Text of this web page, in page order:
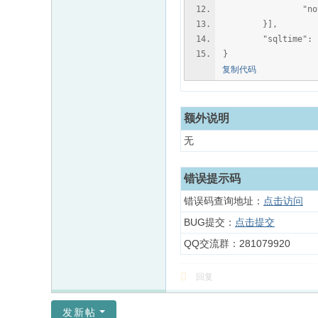
}],
"sqltime":
}
复制代码
额外说明
无
错误提示码
错误码查询地址： 点击访问
BUG提交： 点击提交
QQ交流群：281079920
回复
发新帖